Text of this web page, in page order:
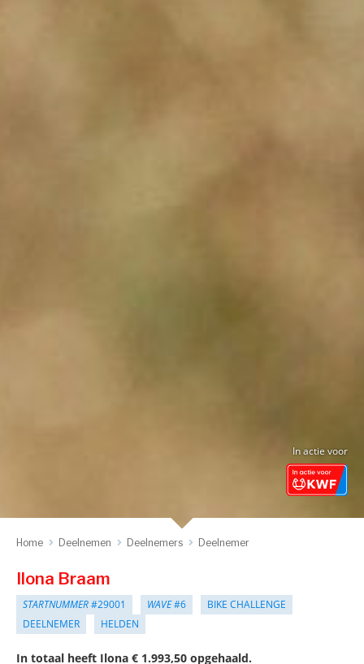
In actie voor
Home Deelnemen Deelnemers Deelnemer
Ilona Braam
STARTNUMMER#29001 WAVE#6
BIKE CHALLENGE
DEELNEMER
HELDEN
In totaal heeft Ilona € 1.993,50 opgehaald.